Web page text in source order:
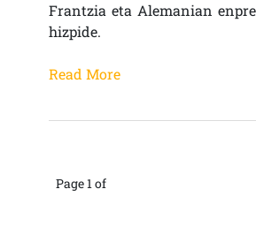
Frantzia eta Alemanian
hizpide.
Read More
Page 1 of